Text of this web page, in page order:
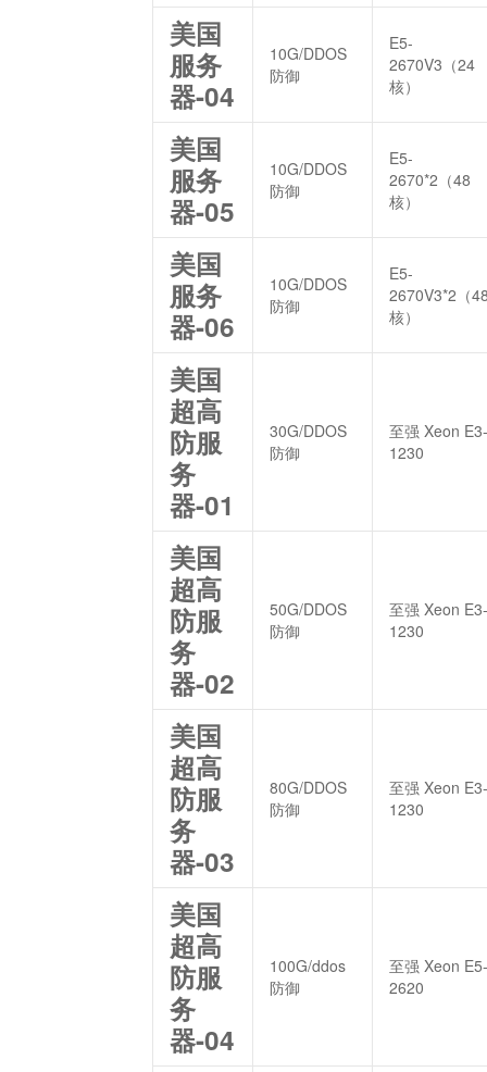
美国
服务
器-04
10G/DDOS
防御
E5-
2670V3（24
核）
美国
服务
器-05
10G/DDOS
防御
E5-
2670*2（48
核）
美国
服务
器-06
10G/DDOS
防御
E5-
2670V3*2（
核）
美国
超高
防服
务
器-01
30G/DDOS
防御
至强 Xeon E3-
1230
美国
超高
防服
务
器-02
50G/DDOS
防御
至强 Xeon E3-
1230
美国
超高
防服
务
器-03
80G/DDOS
防御
至强 Xeon E3-
1230
美国
超高
防服
务
器-04
100G/ddos
防御
至强 Xeon E5-
2620